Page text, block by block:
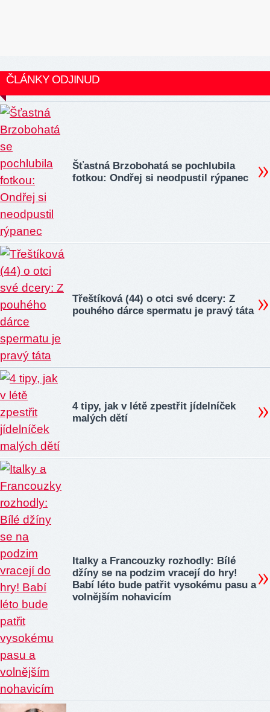
ČLÁNKY ODJINUD
Šťastná Brzobohatá se pochlubila
fotkou: Ondřej si neodpustil rýpanec
Třeštíková (44) o otci své dcery: Z
pouhého dárce spermatu je pravý táta
4 tipy, jak v létě zpestřit jídelníček
malých dětí
Italky a Francouzky rozhodly: Bílé
džíny se na podzim vracejí do hry!
Babí léto bude patřit vysokému pasu a
volnějším nohavicím